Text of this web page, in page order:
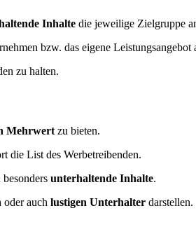
Inhalte die jeweilige Zielgruppe
bzw. das eigene Leistungsangebot
zu halten.
Mehrwert zu bieten.
die List des Werbetreibenden.
unterhaltende Inhalte.
oder auch lustigen Unterhalter darstellen.